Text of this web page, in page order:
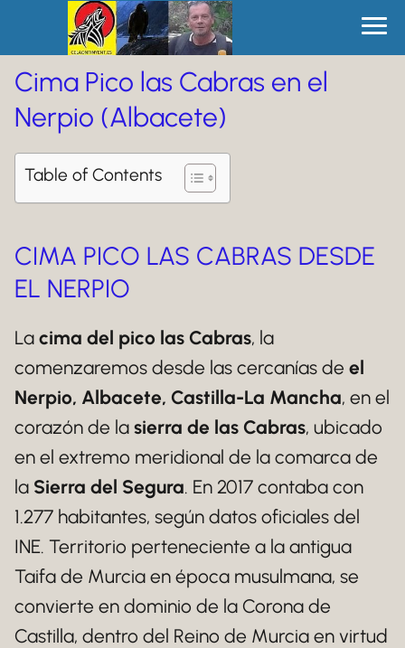
Cima Pico las Cabras en el
Nerpio (Albacete)
Table of Contents
CIMA PICO LAS CABRAS DESDE
EL NERPIO
La cima del pico las Cabras, la
comenzaremos desde las cercanías de el
Nerpio, Albacete, Castilla-La Mancha, en el
corazón de la sierra de las Cabras, ubicado
en el extremo meridional de la comarca de
la Sierra del Segura. En 2017 contaba con
1.277 habitantes, según datos oficiales del
INE. Territorio perteneciente a la antigua
Taifa de Murcia en época musulmana, se
convierte en dominio de la Corona de
Castilla, dentro del Reino de Murcia en virtud